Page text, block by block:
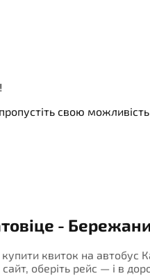
свою
-
квиток на
оберіть рейс — і в